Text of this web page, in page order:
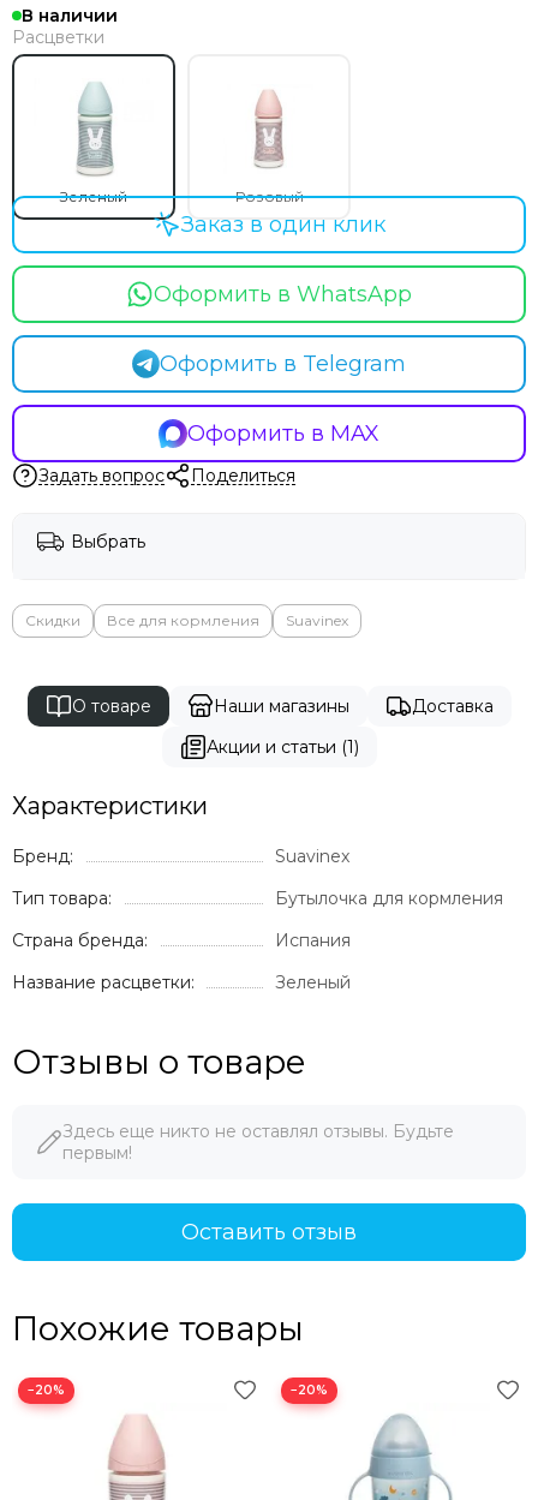
В наличии
Расцветки
Зеленый Розовый
Оформить в WhatsApp
Оформить в Telegram
Оформить в MAX
Заказ в один клик
Задать вопрос Поделиться
Выбрать
Скидки Все для кормления Suavinex
О товаре Наши магазины
Доставка
Акции и статьи (1)
Характеристики
Бренд:
Suavinex
Тип товара:
Бутылочка для кормления
Страна бренда:
Испания
Название расцветки:
Зеленый
Отзывы о товаре
Здесь еще никто не оставлял отзывы. Будьте
первым!
Оставить отзыв
Похожие товары
−20% −20%